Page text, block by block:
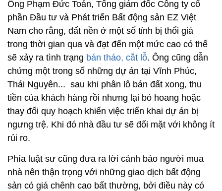
Ông Phạm Đức Toản, Tổng giám đốc Công ty cổ
phần Đầu tư và Phát triển Bất động sản EZ Việt
Nam cho rằng, đất nền ở một số tỉnh bị thổi giá
trong thời gian qua và đạt đến một mức cao có thể
sẽ xảy ra tình trạng bán tháo, cắt lỗ. Ông cũng dẫn
chứng một trong số những dự án tại Vĩnh Phúc,
Thái Nguyên... sau khi phân lô bán đất xong, thu
tiền của khách hàng rồi nhưng lại bỏ hoang hoặc
thay đổi quy hoạch khiến việc triển khai dự án bị
ngưng trệ. Khi đó nhà đầu tư sẽ đối mặt với không ít
rủi ro.
Phía luật sư cũng đưa ra lời cảnh báo người mua
nhà nên thận trọng với những giao dịch bất động
sản có giá chênh cao bất thường, bởi điều này có